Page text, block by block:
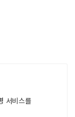
서비스를